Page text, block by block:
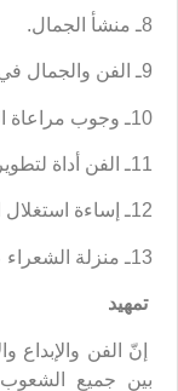
8ـ منشأ الجمال.
9ـ الفن والجمال في رؤية الفقه الاجتهادي.
10ـ وجوب مراعاة الحدود الإسلامية في توظيف الفن.
11ـ الفن أداة لتطوير المجتمع وتحسين أدائه.
12ـ إساءة استغلال الفن.
13ـ منزلة الشعراء عند الأئمة المعصومين^.
تمهيد
إنّ الفن والإبداع
بين جميع الشعوب